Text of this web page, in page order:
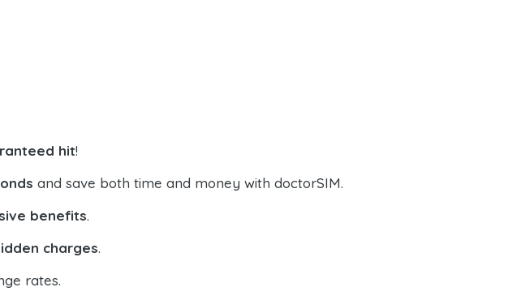
hit!
and save both time and money with doctorSIM.
benefits.
charges.
rates.